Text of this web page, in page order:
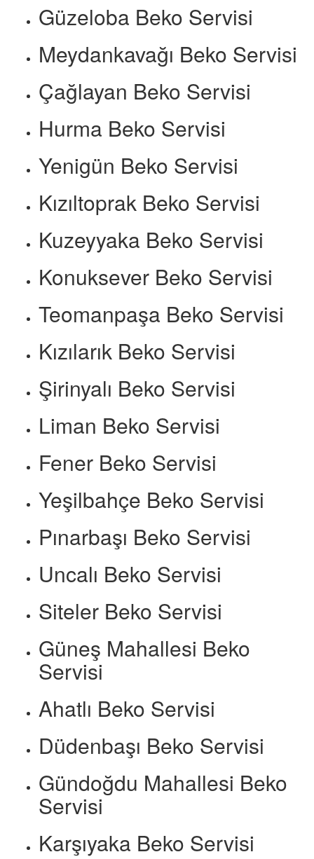
Güzeloba Beko Servisi
Meydankavağı Beko Servisi
Çağlayan Beko Servisi
Hurma Beko Servisi
Yenigün Beko Servisi
Kızıltoprak Beko Servisi
Kuzeyyaka Beko Servisi
Konuksever Beko Servisi
Teomanpaşa Beko Servisi
Kızılarık Beko Servisi
Şirinyalı Beko Servisi
Liman Beko Servisi
Fener Beko Servisi
Yeşilbahçe Beko Servisi
Pınarbaşı Beko Servisi
Uncalı Beko Servisi
Siteler Beko Servisi
Güneş Mahallesi Beko
Servisi
Ahatlı Beko Servisi
Düdenbaşı Beko Servisi
Gündoğdu Mahallesi Beko
Servisi
Karşıyaka Beko Servisi